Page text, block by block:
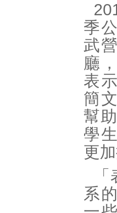
季
武
廳
表
簡
幫
學
更
系